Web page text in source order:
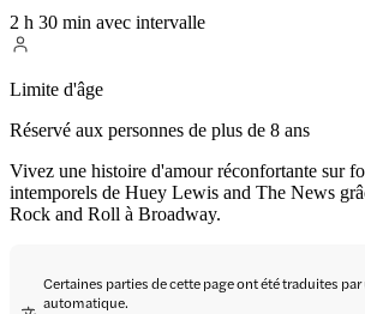
2 h 30 min avec intervalle
Limite d'âge
Réservé aux personnes de plus de 8 ans
Vivez une histoire d'amour réconfortante sur
intemporels de Huey Lewis and The News
Rock and Roll à Broadway.
Certaines parties de cette page ont été traduites
automatique.